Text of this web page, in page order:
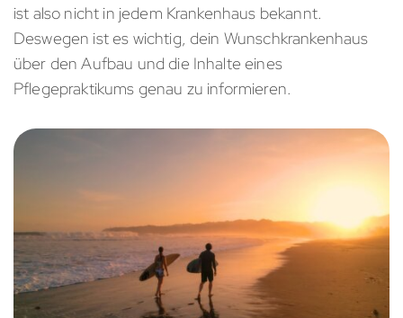
ist also nicht in jedem Krankenhaus bekannt.
Deswegen ist es wichtig, dein Wunschkrankenhaus
über den Aufbau und die Inhalte eines
Pflegepraktikums genau zu informieren.